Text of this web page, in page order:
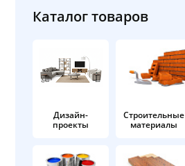
Каталог товаров
Дизайн-
проекты
Строительные
материалы